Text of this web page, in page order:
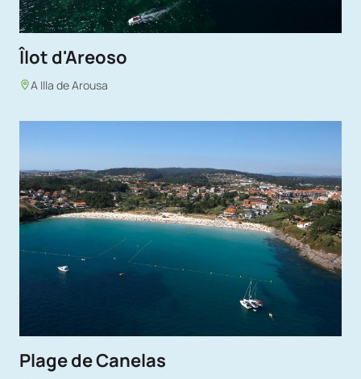
Îlot d'Areoso
A Illa de Arousa
Plage de Canelas